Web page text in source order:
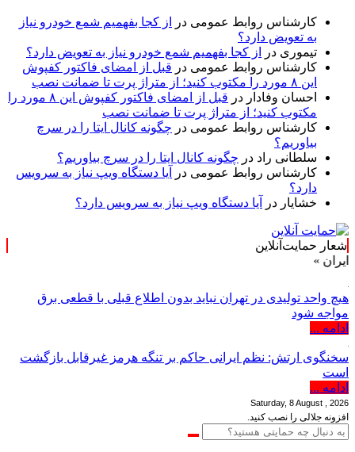
کارشناس روابط عمومی در
از کجا بفهمیم شمع خودرو نیاز
به تعویض دارد؟
تیموری در
از کجا بفهمیم شمع خودرو نیاز به تعویض دارد؟
کارشناس روابط عمومی در قبل از امضای فاکتور کفپوش
این ۸ مورد را مکتوب کنید؛ از متراژ پرت تا ضمانت نصب
احسان وفادار در
قبل از امضای فاکتور کفپوش این ۸ مورد را
مکتوب کنید؛ از متراژ پرت تا ضمانت نصب
کارشناس روابط عمومی در چگونه کانال ایتا را در سرچ
بیاوریم؟
سلطانی راد در چگونه کانال ایتا را در سرچ بیاوریم؟
کارشناس روابط عمومی در
آیا دستگاه ویپ نیاز به سرویس
دارد؟
خشایار در آیا دستگاه ویپ نیاز به سرویس دارد؟
شعار حمایت‌آنلاین
هیچ واحد تولیدی در تهران نباید بدون اطلاع قبلی با قطعی برق
مواجه شود
ادامه ...
سخنگوی ارتش: نظم ایرانی حاکم بر تنگه هرمز غیرقابل بازگشت
است
ادامه ...
Saturday, 8 August , 2026
افزونه جلالی را نصب کنید.